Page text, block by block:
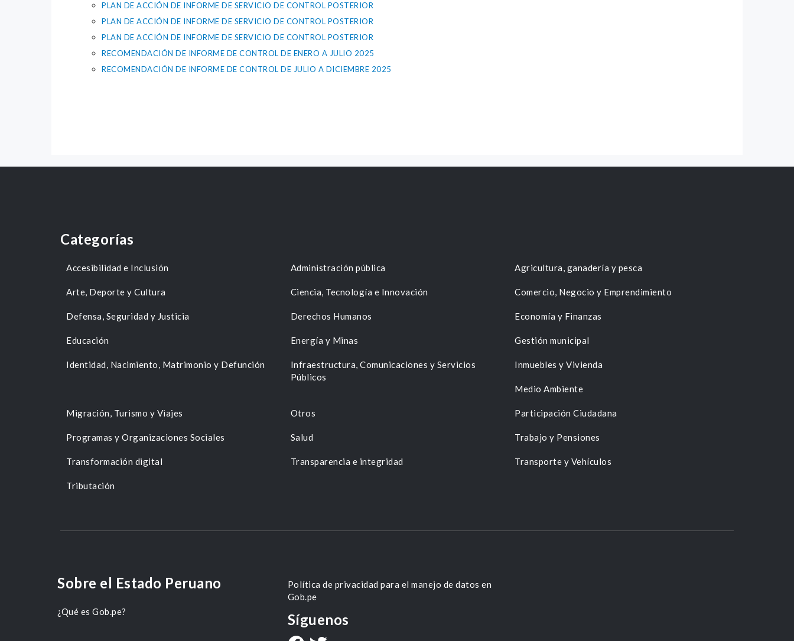
PLAN DE ACCIÓN DE INFORME DE SERVICIO DE CONTROL POSTERIOR
PLAN DE ACCIÓN DE INFORME DE SERVICIO DE CONTROL POSTERIOR
PLAN DE ACCIÓN DE INFORME DE SERVICIO DE CONTROL POSTERIOR
RECOMENDACIÓN DE INFORME DE CONTROL DE ENERO A JULIO 2025
RECOMENDACIÓN DE INFORME DE CONTROL DE JULIO A DICIEMBRE 2025
Categorías
Accesibilidad e Inclusión Administración pública Agricultura, ganadería y pesca
Arte, Deporte y Cultura Ciencia, Tecnología e Innovación Comercio, Negocio y Emprendimiento
Defensa, Seguridad y Justicia Derechos Humanos Economía y Finanzas
Educación Energía y Minas Gestión municipal
Identidad, Nacimiento, Matrimonio y Defunción
Infraestructura, Comunicaciones y Servicios
Públicos
Inmuebles y Vivienda
Medio Ambiente
Migración, Turismo y Viajes Otros Participación Ciudadana
Programas y Organizaciones Sociales Salud Trabajo y Pensiones
Transformación digital Transparencia e integridad Transporte y Vehículos
Tributación
Sobre el Estado Peruano
¿Qué es Gob.pe?
Política de privacidad para el manejo de datos en
Gob.pe
Síguenos